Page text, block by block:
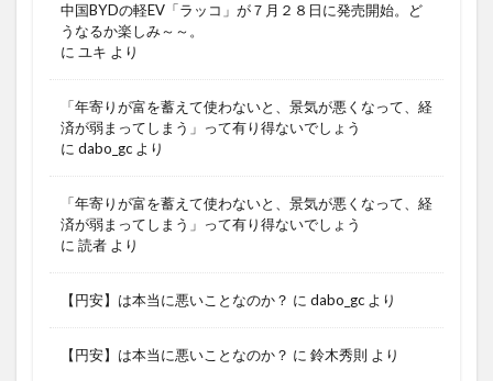
中国BYDの軽EV「ラッコ」が７月２８日に発売開始。ど
うなるか楽しみ～～。
に ユキ より
「年寄りが富を蓄えて使わないと、景気が悪くなって、経
済が弱まってしまう」って有り得ないでしょう
に dabo_gc より
「年寄りが富を蓄えて使わないと、景気が悪くなって、経
済が弱まってしまう」って有り得ないでしょう
に 読者 より
【円安】は本当に悪いことなのか？ に dabo_gc より
【円安】は本当に悪いことなのか？ に 鈴木秀則 より